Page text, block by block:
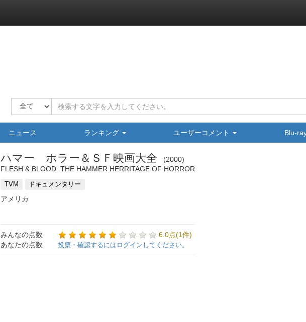
ニュース ランキング ユーザーコメント Blu-
ハマー ホラー＆ＳＦ映画大全
2000
FLESH & BLOOD: THE HAMMER HERRITAGE OF HORROR
TVM ドキュメンタリー
アメリカ
みんなの点数
6.0点(1件)
あなたの点数
投票・確認するにはログインしてください。